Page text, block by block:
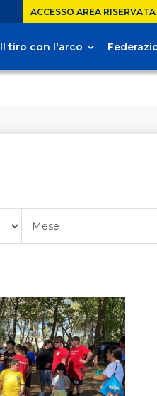
ACCESSO AREA RISERVATA
Il tiro con l'arco